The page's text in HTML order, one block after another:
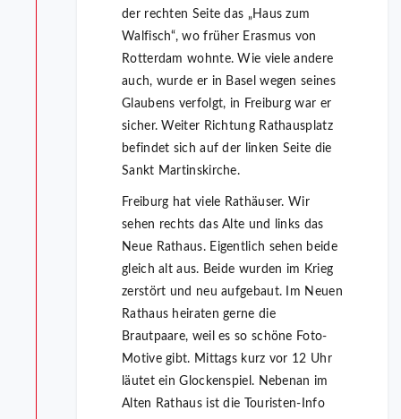
der rechten Seite das „Haus zum
Walfisch“, wo früher Erasmus von
Rotterdam wohnte. Wie viele andere
auch, wurde er in Basel wegen seines
Glaubens verfolgt, in Freiburg war er
sicher. Weiter Richtung Rathausplatz
befindet sich auf der linken Seite die
Sankt Martinskirche.
Freiburg hat viele Rathäuser. Wir
sehen rechts das Alte und links das
Neue Rathaus. Eigentlich sehen beide
gleich alt aus. Beide wurden im Krieg
zerstört und neu aufgebaut. Im Neuen
Rathaus heiraten gerne die
Brautpaare, weil es so schöne Foto-
Motive gibt. Mittags kurz vor 12 Uhr
läutet ein Glockenspiel. Nebenan im
Alten Rathaus ist die Touristen-Info